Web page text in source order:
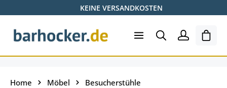
Zum Hauptinhalt springenKEINE VERSANDKOSTEN
Home Möbel Besucherstühle